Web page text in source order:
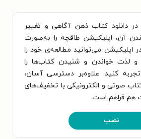
در دانلود کتاب ذهن آگاهی و تغییر
آن، اپلیکیشن طاقچه را به‌صورت
اپلیکیشن می‌توانید مطالعه‌ی خود را
لذت خواندن و شنیدن کتاب‌ها را
کنید. علاوه‌بر دسترسی آسان،
کتاب صوتی و الکترونیکی با تخفیف‌های
هم فراهم است.
نصب